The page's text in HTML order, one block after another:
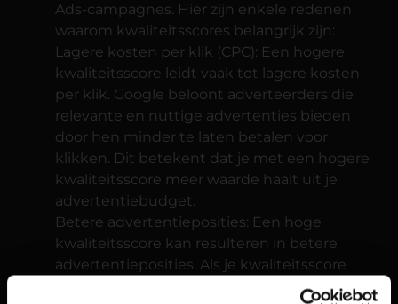
Ads-campagnes. Hier zijn enkele redenen
waarom kwaliteitsscores belangrijk zijn:
Lagere kosten per klik (CPC): Een hogere
kwaliteitsscore leidt vaak tot lagere kosten
per klik. Google beloont adverteerders die
relevante en nuttige advertenties bieden
door hen minder te laten betalen voor
klikken. Dit betekent dat je met een hogere
kwaliteitsscore meer waarde haalt uit je
advertentiebudget.
Betere advertentieposities: Een hoge
kwaliteitsscore kan resulteren in betere
advertentieposities. Als je kwaliteitsscore
hoog is, kun je een hogere positie in de